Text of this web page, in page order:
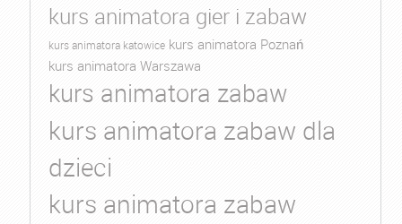
kurs animatora gier i zabaw
kurs animatora katowice kurs animatora Poznań
kurs animatora Warszawa
kurs animatora zabaw
kurs animatora zabaw dla
dzieci
kurs animatora zabaw